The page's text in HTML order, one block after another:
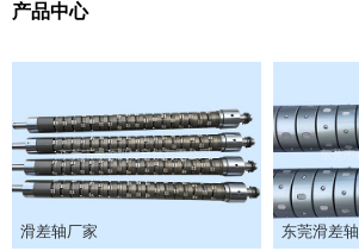
产品中心
滑差轴厂家 东莞滑差轴